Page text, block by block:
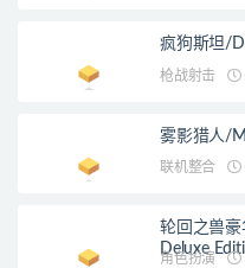
疯狗斯坦/
枪战射击
雾影猎人/
联机整合
轮回之兽豪
Deluxe
角色扮演